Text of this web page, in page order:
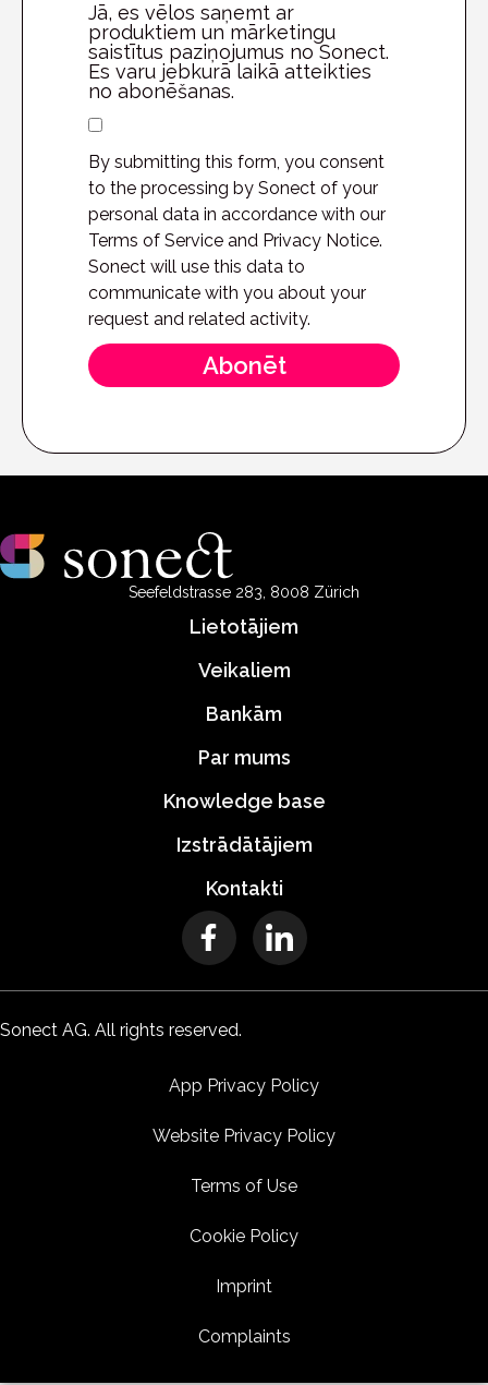
Jā, es vēlos saņemt ar
produktiem un mārketingu
saistītus paziņojumus no Sonect.
Es varu jebkurā laikā atteikties
no abonēšanas.
By submitting this form, you consent
to the processing by Sonect of your
personal data in accordance with our
Terms of Service and Privacy Notice.
Sonect will use this data to
communicate with you about your
request and related activity.
Abonēt
Seefeldstrasse 283, 8008 Zürich
Lietotājiem
Veikaliem
Bankām
Par mums
Knowledge base
Izstrādātājiem
Kontakti
Sonect AG. All rights reserved.
App Privacy Policy
Website Privacy Policy
Terms of Use
Cookie Policy
Imprint
Complaints